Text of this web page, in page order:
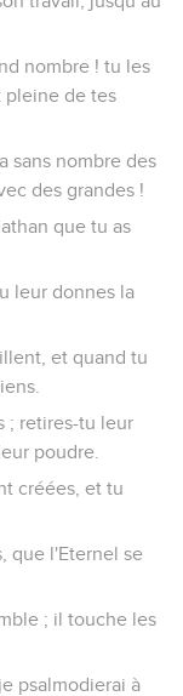
nombre ! tu les
pleine de tes
sans nombre des
des grandes !
que tu as
leur donnes la
et quand tu
; retires-tu leur
poudre.
créées, et tu
que l'Eternel se
; il touche les
psalmodierai à